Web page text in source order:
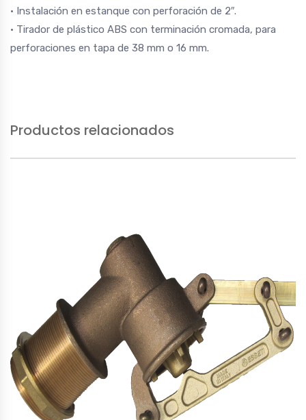
• Instalación en estanque con perforación de 2″.
• Tirador de plástico ABS con terminación cromada, para
perforaciones en tapa de 38 mm o 16 mm.
Productos relacionados